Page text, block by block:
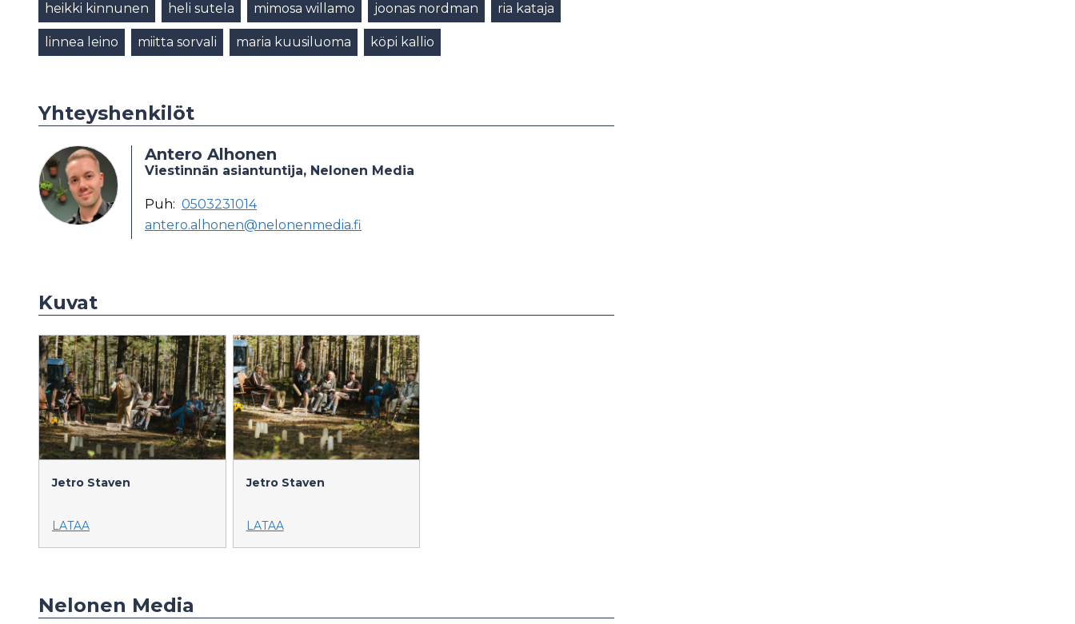
heikki kinnunen heli sutela mimosa willamo joonas nordman ria kataja
linnea leino miitta sorvali maria kuusiluoma köpi kallio
Yhteyshenkilöt
Antero Alhonen
Viestinnän asiantuntija, Nelonen Media
Puh: 0503231014
antero.alhonen@nelonenmedia.fi
Kuvat
Jetro Staven
LATAA
Jetro Staven
LATAA
Nelonen Media